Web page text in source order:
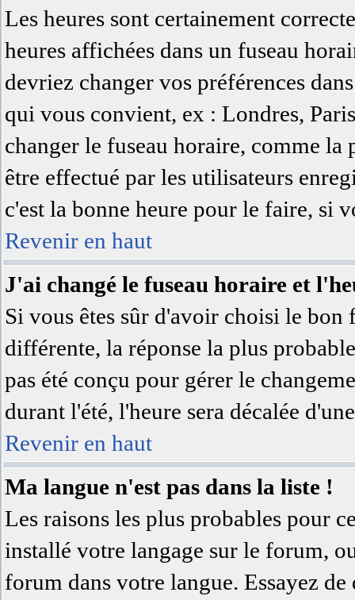
Les heures sont certainement
heures affichées dans un fuseau
devriez changer vos préférences
qui vous convient, ex : Londres,
changer le fuseau horaire, comme
être effectué par les utilisateurs
c'est la bonne heure pour le faire, si
Revenir en haut
J'ai changé le fuseau horaire et
Si vous êtes sûr d'avoir choisi le bon
différente, la réponse la plus
pas été conçu pour gérer le
durant l'été, l'heure sera décalée
Revenir en haut
Ma langue n'est pas dans la liste !
Les raisons les plus probables pour
installé votre langage sur le forum,
forum dans votre langue. Essayez